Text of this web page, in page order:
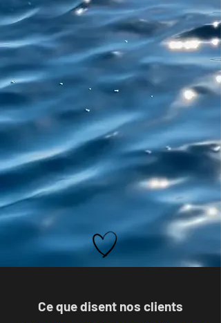
Ce que disent nos clients